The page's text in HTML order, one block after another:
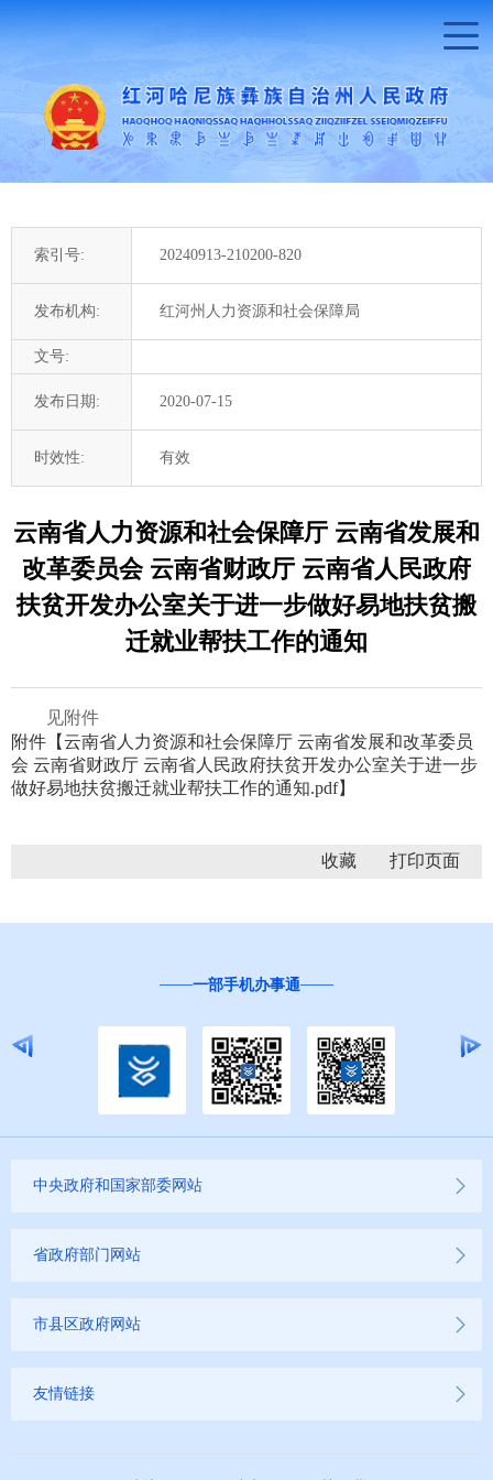
索引号: 20240913-210200-820
发布机构: 红河州人力资源和社会保障局
文号:
发布日期: 2020-07-15
时效性: 有效
云南省人力资源和社会保障厅 云南省发展和
改革委员会 云南省财政厅 云南省人民政府
扶贫开发办公室关于进一步做好易地扶贫搬
迁就业帮扶工作的通知
见附件
附件【云南省人力资源和社会保障厅 云南省发展和改革委员
会 云南省财政厅 云南省人民政府扶贫开发办公室关于进一步
做好易地扶贫搬迁就业帮扶工作的通知.pdf】
收藏
一部手机办事通
中央政府和国家部委网站
省政府部门网站
市县区政府网站
友情链接